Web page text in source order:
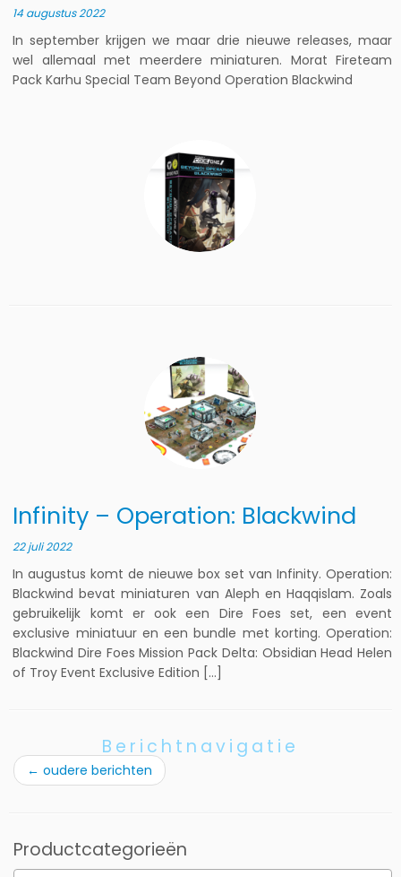
14 augustus 2022
In september krijgen we maar drie nieuwe releases, maar
wel allemaal met meerdere miniaturen. Morat Fireteam
Pack Karhu Special Team Beyond Operation Blackwind
Infinity – Operation: Blackwind
22 juli 2022
In augustus komt de nieuwe box set van Infinity. Operation:
Blackwind bevat miniaturen van Aleph en Haqqislam. Zoals
gebruikelijk komt er ook een Dire Foes set, een event
exclusive miniatuur en een bundle met korting. Operation:
Blackwind Dire Foes Mission Pack Delta: Obsidian Head Helen
of Troy Event Exclusive Edition […]
Berichtnavigatie
← oudere berichten
Productcategorieën